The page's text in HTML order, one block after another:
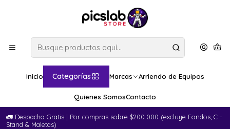
Inicio Categorías Marcas Arriendo de Equipos
Quienes SomosContacto
🚛​ Despacho Gratis | Por compras sobre $200.000 (excluye Fondos, C -
Stand & Maletas)